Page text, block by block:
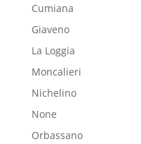
Cumiana
Giaveno
La Loggia
Moncalieri
Nichelino
None
Orbassano